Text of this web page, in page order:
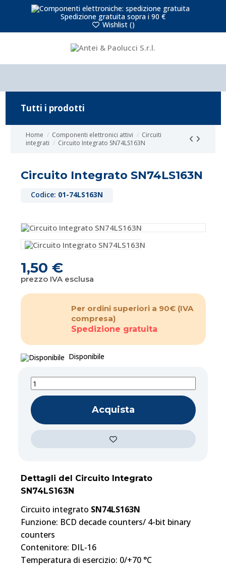
Spedizione gratuita sopra i 90 €
Wishlist ()
Home Componenti elettronici attivi
Circuiti
integrati
Circuito Integrato SN74LS163N
Circuito Integrato SN74LS163N
Codice: 01-74LS163N
1,50 €
prezzo IVA esclusa
Per ordini superiori a 90€ (IVA
compresa)
Spedizione gratuita
Disponibile
Acquista
Dettagli del Circuito Integrato
SN74LS163N
Circuito integrato SN74LS163N
Funzione: BCD decade counters/ 4-bit binary
counters
Contenitore: DIL-16
Temperatura di esercizio: 0/+70 °C
Tutti i prodotti